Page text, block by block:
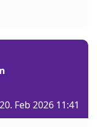
20. Feb 2026 11:41